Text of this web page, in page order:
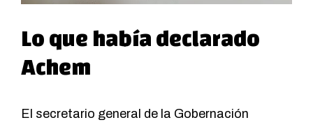
Lo que había declarado
Achem
El secretario general de la Gobernación